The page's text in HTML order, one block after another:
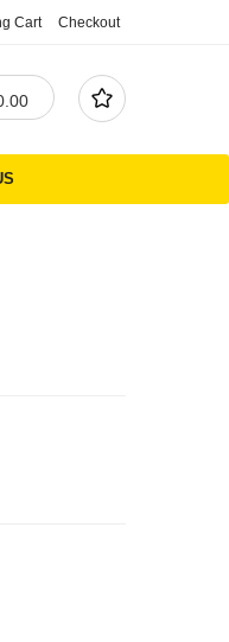
Cart Checkout
